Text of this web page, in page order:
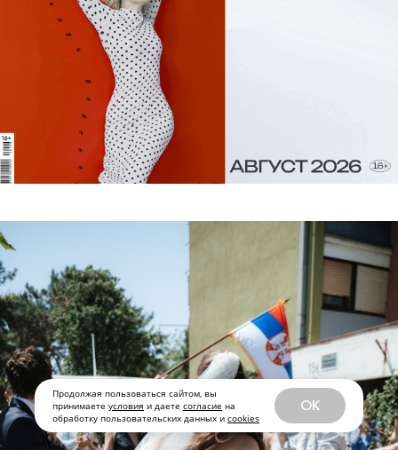
Продолжая пользоваться сайтом, вы
принимаете условия и даете согласие на
обработку пользовательских данных и cookies
OK